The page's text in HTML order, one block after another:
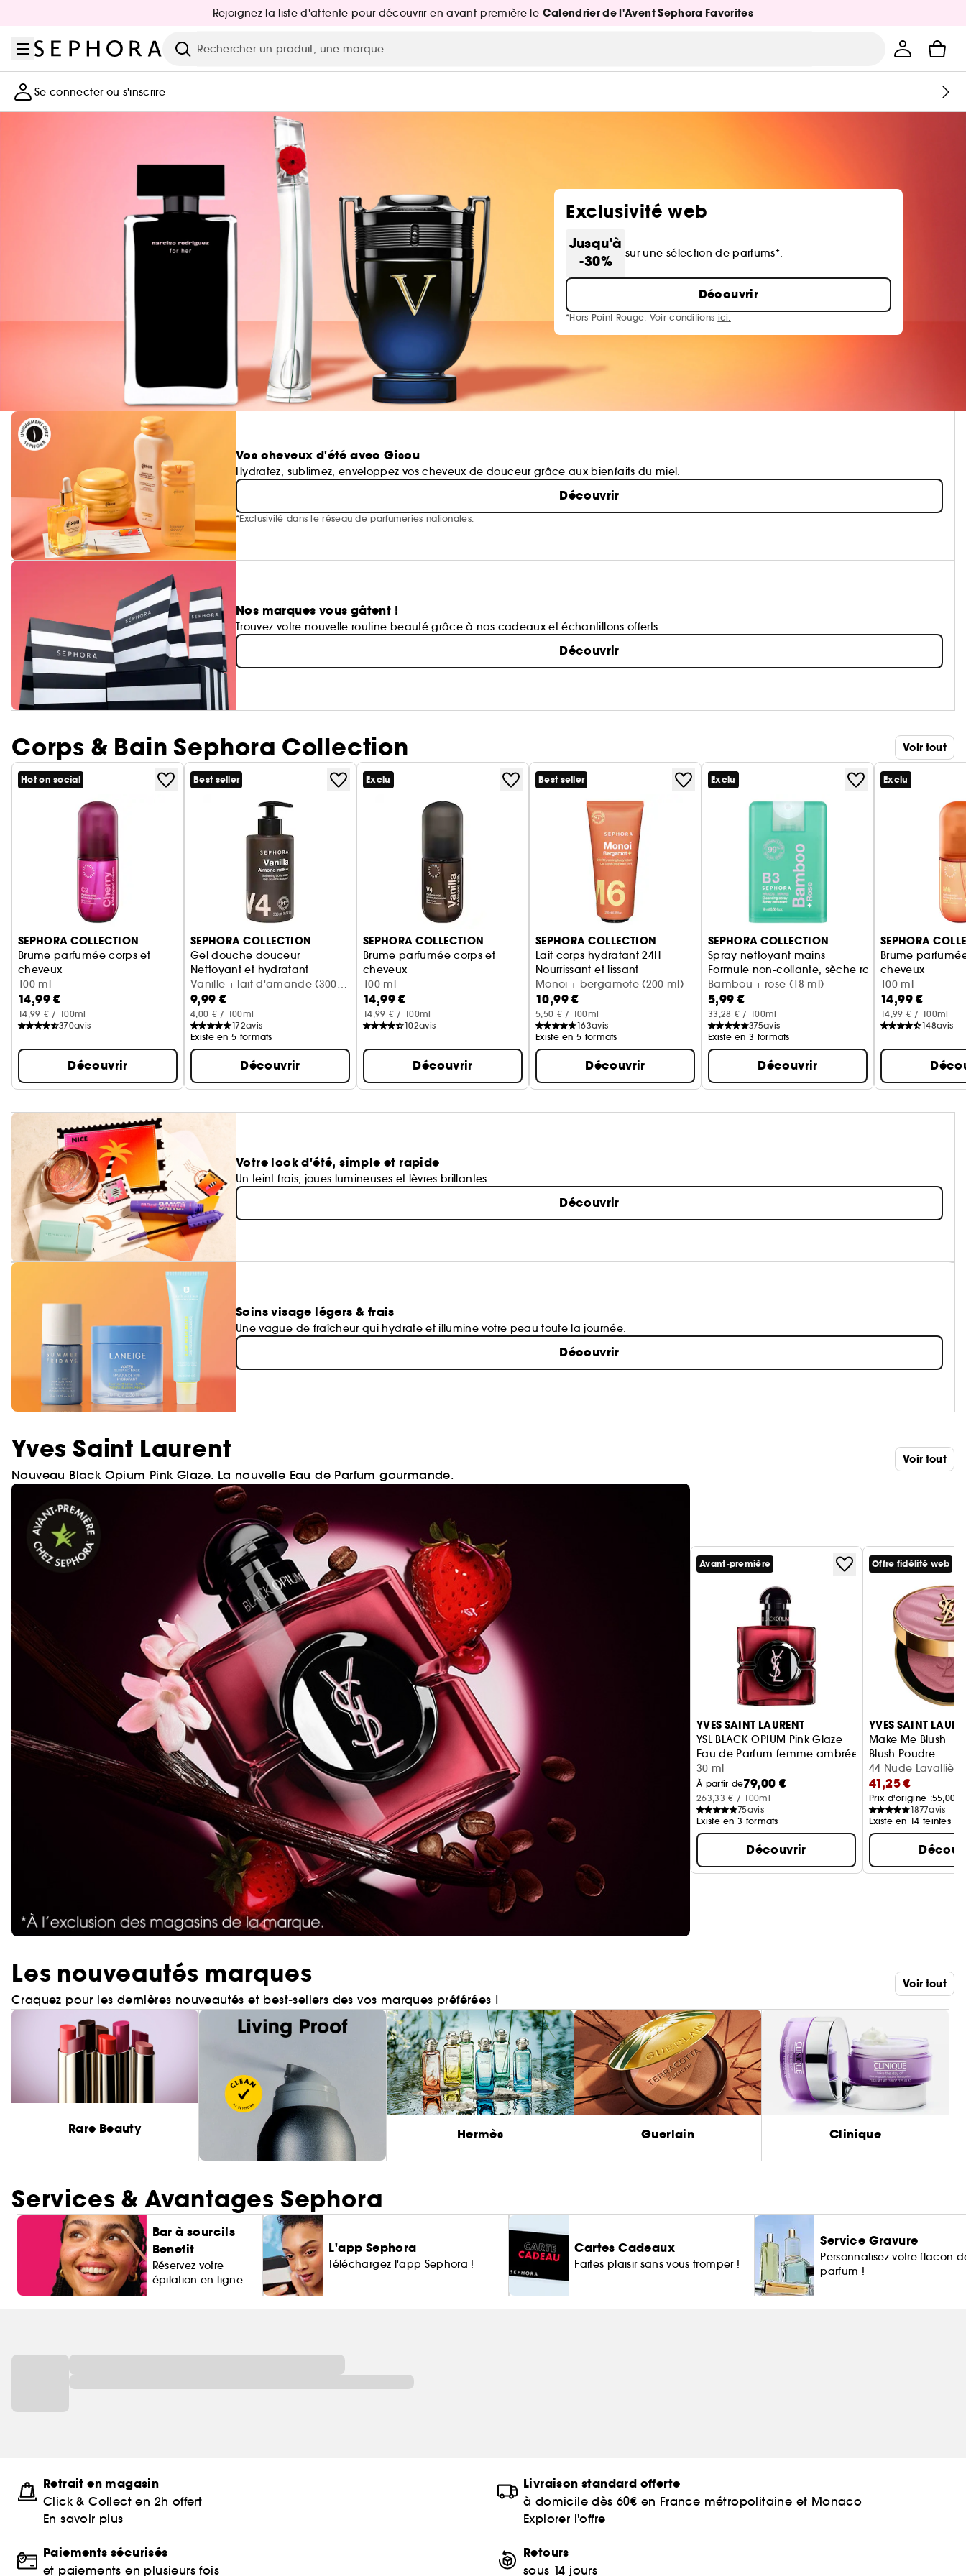
Rejoignez la liste d'attente pour découvrir en avant-première le Calendrier de l'Avent Sephora Favorites
Recherche
Se connecter ou s'inscrire
Exclusivité web
Jusqu'à
-30%
sur une sélection de parfums*.
Découvrir
*Hors Point Rouge. Voir conditions ici.
Vos cheveux d'été avec Gisou
Hydratez, sublimez, enveloppez vos cheveux de douceur grâce aux bienfaits du miel.
Découvrir
*Exclusivité dans le réseau de parfumeries nationales.
Nos marques vous gâtent !
Trouvez votre nouvelle routine beauté grâce à nos cadeaux et échantillons offerts.
Découvrir
Corps & Bain Sephora Collection Voir tout
Ignorer le carrousel produits
Hot on social
SEPHORA COLLECTION
Brume parfumée corps et
cheveux
Cerise + crème fouettée
100 ml
14,99 €
14,99 € / 100ml
370avis
Découvrir
Best seller
SEPHORA COLLECTION
Gel douche douceur
Nettoyant et hydratant
Vanille + lait d'amande (300
ml)
9,99 €
4,00 € / 100ml
172avis
Existe en 5 formats
Découvrir
Exclu
SEPHORA COLLECTION
Brume parfumée corps et
cheveux
Vanille + lait d'amande
100 ml
14,99 €
14,99 € / 100ml
102avis
Découvrir
Best seller
SEPHORA COLLECTION
Lait corps hydratant 24H
Nourrissant et lissant
Monoi + bergamote (200 ml)
10,99 €
5,50 € / 100ml
163avis
Existe en 5 formats
Découvrir
Exclu
SEPHORA COLLECTION
Spray nettoyant mains
Formule non-collante, sèche rapidement
Bambou + rose (18 ml)
5,99 €
33,28 € / 100ml
375avis
Existe en 3 formats
Découvrir
Exclu
SEPHORA
Brume
cheveux
Monoi +
100 ml
14,99 €
14,99 € / 100ml
148avis
Votre look d'été, simple et rapide
Un teint frais, joues lumineuses et lèvres brillantes.
Découvrir
Soins visage légers & frais
Une vague de fraîcheur qui hydrate et illumine votre peau toute la journée.
Découvrir
Yves Saint Laurent
Nouveau Black Opium Pink Glaze. La nouvelle Eau de Parfum gourmande.
Voir tout
Ignorer le carrousel produits
Avant-première
YVES SAINT LAURENT
YSL BLACK OPIUM Pink Glaze
Eau de Parfum femme ambrée florale & note de
30 ml
À partir de79,00 €
263,33 € / 100ml
75avis
Existe en 3 formats
Découvrir
Offre fidélité web
YVES SAINT
Make Me Blush
Blush Poudre
44 Nude
41,25 €
Prix d'origine :55,00 €
1877avis
Existe en 14 teintes
Les nouveautés marques
Craquez pour les dernières nouveautés et best-sellers des vos marques préférées !
Voir tout
Rare Beauty Hermès Guerlain Clinique
Services & Avantages Sephora
Bar à sourcils
Benefit
Réservez votre
épilation en ligne.
L'app Sephora
Téléchargez l'app Sephora !
Cartes Cadeaux
Faites plaisir sans vous tromper !
Service Gravure
Personnalisez votre flacon
parfum !
Retrait en magasin
Click & Collect en 2h offert
En savoir plus
Livraison standard offerte
à domicile dès 60€ en France métropolitaine et Monaco
Explorer l'offre
Paiements sécurisés
et paiements en plusieurs fois
Retours
sous 14 jours